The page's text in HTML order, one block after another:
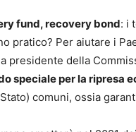
fund, recovery bond: i
pratico? Per aiutare i
presidente della
speciale per la ripresa
comuni, ossia